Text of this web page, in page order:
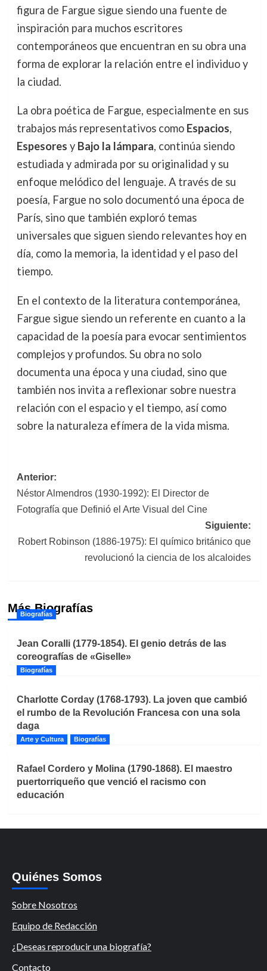
figura de Fargue sigue siendo una fuente de
inspiración para muchos escritores
contemporáneos que encuentran en su obra una
forma de explorar la relación entre el individuo y
la ciudad.
La obra poética de Fargue, especialmente en sus
trabajos más representativos como Espacios,
Espesores y Bajo la lámpara, continúa siendo
estudiada y admirada por su originalidad y su
enfoque melódico del lenguaje. A través de su
poesía, Fargue no solo documentó una época de
París, sino que también exploró temas
universales que siguen siendo relevantes hoy en
día, como la memoria, la identidad y el paso del
tiempo.
En el contexto de la literatura contemporánea,
Fargue sigue siendo un referente en cuanto a la
capacidad de la poesía para evocar sentimientos
complejos y profundos. Su obra no solo
documenta una época y una ciudad, sino que
también nos invita a reflexionar sobre nuestra
relación con el espacio y el tiempo, así como
sobre la naturaleza efímera de la vida misma.
Navegación
de
entradas
Anterior:
Néstor Almendros (1930-1992): El Director de
Fotografía que Definió el Arte Visual del Cine
Siguiente:
Robert Robinson (1886-1975): El químico británico que
revolucionó la ciencia de los alcaloides
Más Biografías
Biografías
Jean Coralli (1779-1854). El genio detrás de las
coreografías de «Giselle»
Biografías
Charlotte Corday (1768-1793). La joven que cambió
el rumbo de la Revolución Francesa con una sola
daga
Arte y Cultura Biografías
Rafael Cordero y Molina (1790-1868). El maestro
puertorriqueño que venció el racismo con
educación
Quiénes Somos
Sobre Nosotros
Equipo de Redacción
¿Deseas reproducir una biografía?
Contacto